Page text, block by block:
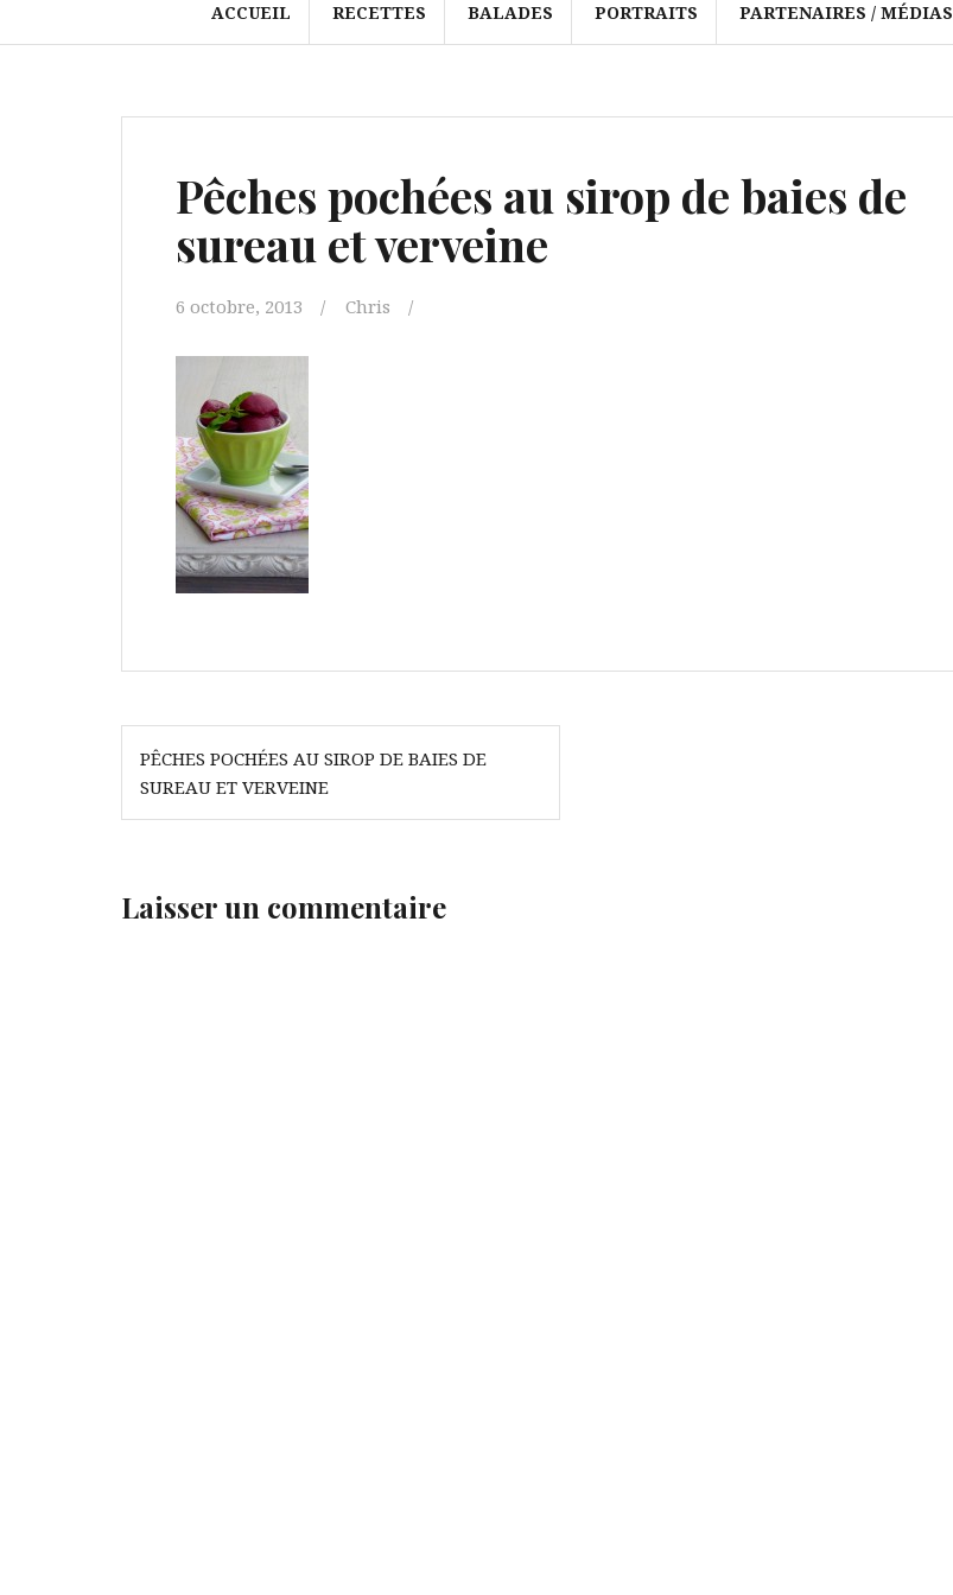
ACCUEIL RECETTES BALADES PORTRAITS PARTENAIRES / MÉDIAS
Pêches pochées au sirop de baies de
sureau et verveine
6 octobre, 2013 Chris
Navigation
de
l’article
PÊCHES POCHÉES AU SIROP DE BAIES DE
SUREAU ET VERVEINE
Laisser un commentaire